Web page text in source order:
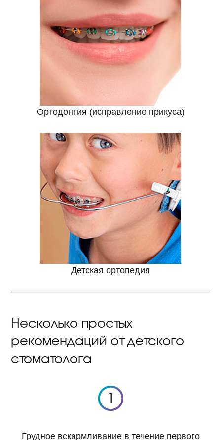
Ортодонтия (исправление прикуса)
Детская ортопедия
Несколько простых
рекомендаций от детского
стоматолога
Грудное вскармливание в течение первого